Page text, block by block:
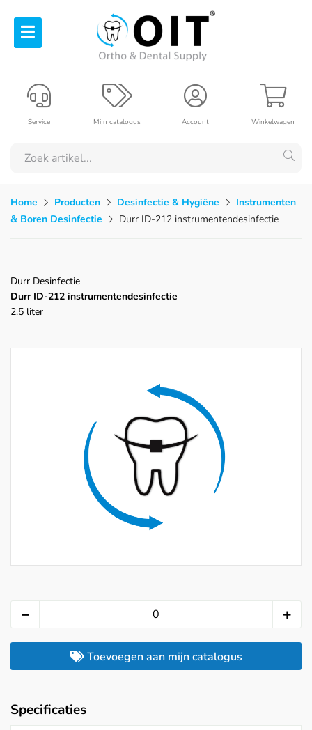
Winkelwagen
Account
Mijn catalogus
Service
Home Producten Desinfectie & Hygiëne
Instrumenten
& Boren Desinfectie
Durr ID-212 instrumentendesinfectie
Durr Desinfectie
Durr ID-212 instrumentendesinfectie
2.5 liter
Toevoegen aan mijn catalogus
Specificaties